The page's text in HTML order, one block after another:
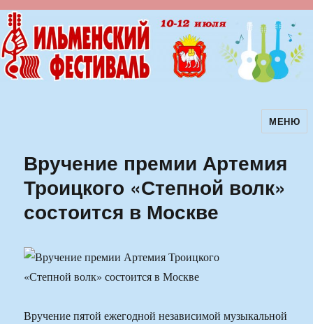
Ильменский фестиваль авторскойМЕНЮ
Вручение премии Артемия
Троицкого «Степной волк»
состоится в Москве
Вручение пятой ежегодной независимой музыкальной